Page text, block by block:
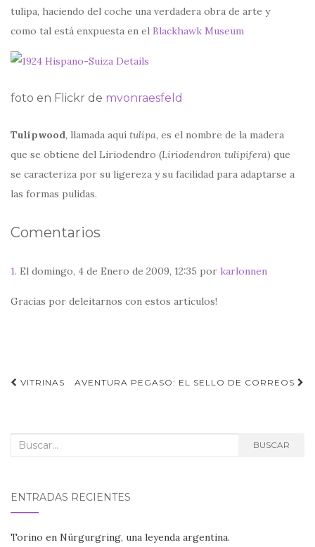
tulipa, haciendo del coche una verdadera obra de arte y
como tal está enxpuesta en el Blackhawk Museum
foto en Flickr de mvonraesfeld
Tulipwood, llamada aquí tulipa, es el nombre de la madera
que se obtiene del Liriodendro (Liriodendron tulipifera) que
se caracteriza por su ligereza y su facilidad para adaptarse a
las formas pulidas.
Comentarios
1. El domingo, 4 de Enero de 2009, 12:35 por karlonnen
Gracias por deleitarnos con estos artículos!
Navegación
VITRINAS AVENTURA PEGASO: EL SELLO DE CORREOS
Buscar: BUSCAR
ENTRADAS RECIENTES
Torino en Nürgurgring, una leyenda argentina.